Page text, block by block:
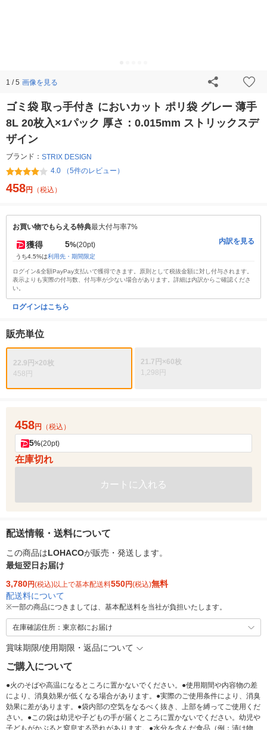
1 / 5 画像を見る
ゴミ袋 取っ手付き においカット ポリ袋 グレー 薄手
8L 20枚入×1パック 厚さ：0.015mm ストリックスデ
ザイン
ブランド： STRIX DESIGN
4.0 （5件のレビュー）
458円 （税込）
お買い物でもらえる特典最大付与率7%
獲得 5%(20pt)
うち4.5%は利用先・期間限定
内訳を見る
ログイン&全額PayPay支払いで獲得できます。原則として税抜金額に対し付与されます。
表示よりも実際の付与数、付与率が少ない場合があります。詳細は内訳からご確認くださ
い。
ログインはこちら
販売単位
22.9円×20枚
458円
21.7円×60枚
1,298円
458円 （税込）
5%(20pt)
在庫切れ
カートに入れる
配送情報・送料について
この商品はLOHACOが販売・発送します。
最短翌日お届け
3,780円(税込)以上で基本配送料550円(税込)無料
配送料について
※一部の商品につきましては、基本配送料を当社が負担いたします。
在庫確認住所：東京都にお届け
賞味期限/使用期限・返品について
ご購入について
●火のそばや高温になるところに置かないでください。●使用期間や内容物の差
により、消臭効果が低くなる場合があります。●実際のご使用条件により、消臭
効果に差があります。●袋内部の空気をなるべく抜き、上部を縛ってご使用くだ
さい。●この袋は幼児や子どもの手が届くところに置かないでください。幼児や